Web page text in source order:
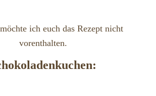
ich euch das Rezept nicht
vorenthalten.